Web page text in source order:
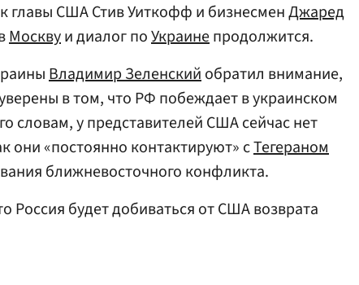
главы США Стив Уиткофф и бизнесменДжаред
Москвуи диалог поУкраинепродолжится.
Владимир Зеленскийобратил внимание,
в том, что РФ побеждает в украинском
словам, у представителей США сейчас нет
они «постоянно контактируют» сТегераном
ближневосточного конфликта.
Россия будет добиваться от США возврата